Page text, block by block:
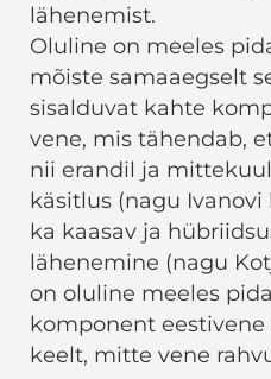
lähenemist.
Oluline on meeles
mõiste samaaegselt
sisalduvat kahte
vene, mis tähendab,
nii erandil ja
käsitlus (nagu
ka kaasav ja
lähenemine (nagu
on oluline meeles
komponent
keelt, mitte vene